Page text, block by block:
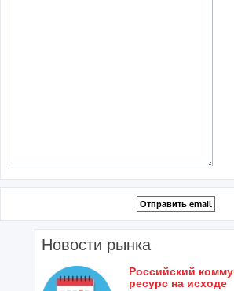
Новости рынка
Российский
ресурс на исходе